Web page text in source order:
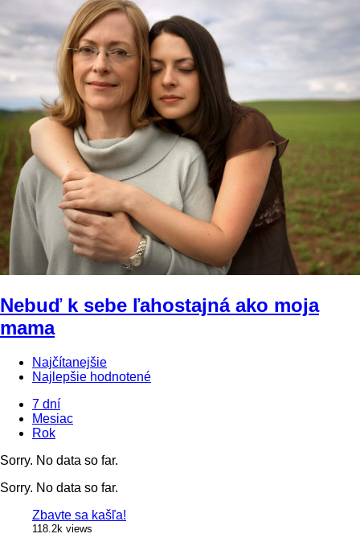
Nebuď k sebe ľahostajná ako moja
mama
Najčítanejšie
Najlepšie hodnotené
7 dní
Mesiac
Rok
Sorry. No data so far.
Sorry. No data so far.
Zbavte sa kašľa!
118.2k views